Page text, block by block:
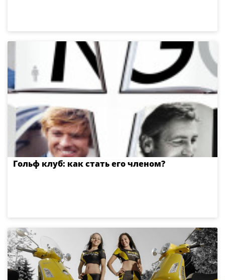
Гольф клуб: как стать его членом?